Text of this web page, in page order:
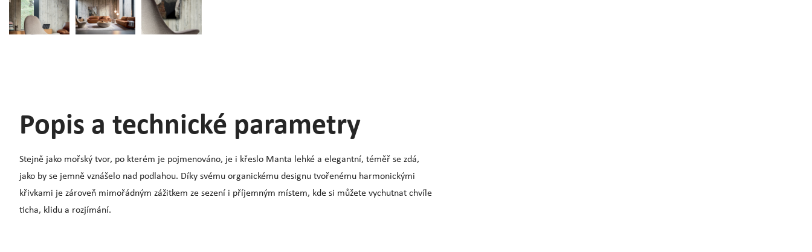
Popis a technické parametry
Stejně jako mořský tvor, po kterém je pojmenováno, je i křeslo Manta lehké a elegantní, téměř se zdá,
jako by se jemně vznášelo nad podlahou. Díky svému organickému designu tvořenému harmonickými
křivkami je zároveň mimořádným zážitkem ze sezení i příjemným místem, kde si můžete vychutnat chvíle
ticha, klidu a rozjímání.